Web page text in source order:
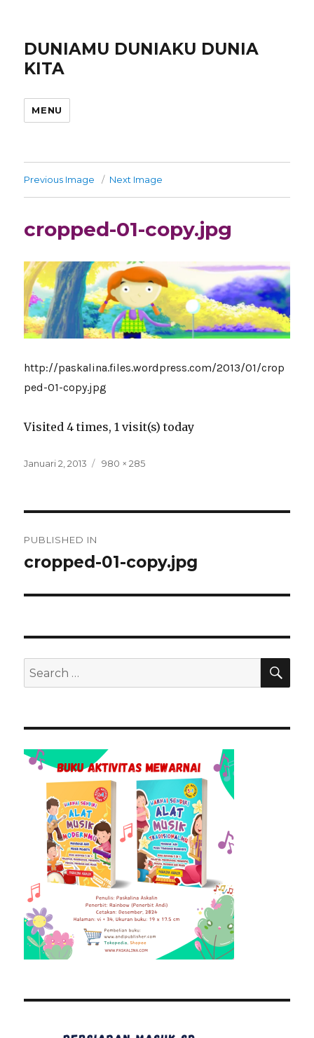
DUNIAMU DUNIAKU DUNIA
KITA
MENU
Previous Image Next Image
cropped-01-copy.jpg
http://paskalina.files.wordpress.com/2013/01/crop
ped-01-copy.jpg
Visited 4 times, 1 visit(s) today
Posted
Januari 2, 2013
Full
980 × 285
pos
PUBLISHED IN
cropped-01-copy.jpg
Search
for: